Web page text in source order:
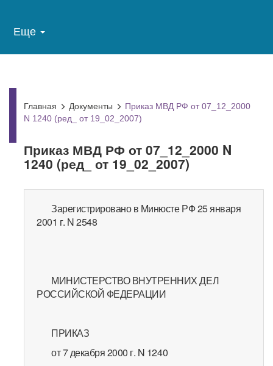
Еще
Главная Документы
Приказ МВД РФ от 07_12_2000
N 1240 (ред_ от 19_02_2007)
Приказ МВД РФ от 07_12_2000 N
1240 (ред_ от 19_02_2007)
Зарегистрировано в Минюсте РФ 25 января
2001 г. N 2548
МИНИСТЕРСТВО ВНУТРЕННИХ ДЕЛ
РОССИЙСКОЙ ФЕДЕРАЦИИ
ПРИКАЗ
от 7 декабря 2000 г. N 1240